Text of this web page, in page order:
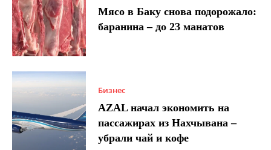
Мясо в Баку снова подорожало:
баранина – до 23 манатов
Бизнес
AZAL начал экономить на
пассажирах из Нахчывана –
убрали чай и кофе